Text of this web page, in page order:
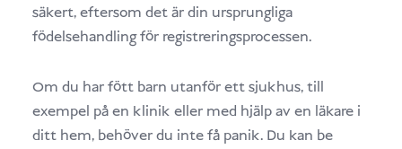
säkert, eftersom det är din ursprungliga
födelsehandling för registreringsprocessen.
Om du har fött barn utanför ett sjukhus, till
exempel på en klinik eller med hjälp av en läkare i
ditt hem, behöver du inte få panik. Du kan be